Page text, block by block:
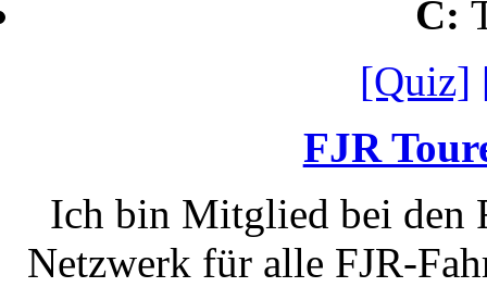
C:
[Quiz]
FJR
Ich bin Mitglied bei den
Netzwerk für alle FJR-